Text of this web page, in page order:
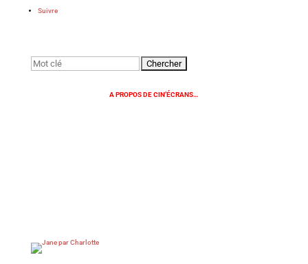
Suivre
Rechercher:
A PROPOS DE CIN’ÉCRANS…